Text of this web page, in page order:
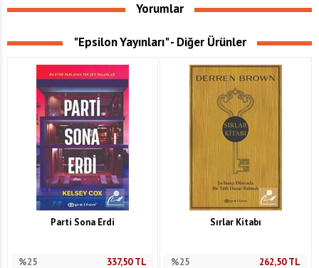
Yorumlar
"Epsilon Yayınları" - Diğer Ürünler
Parti Sona Erdi
%25 337,50TL
Sırlar Kitabı
%25 262,50TL